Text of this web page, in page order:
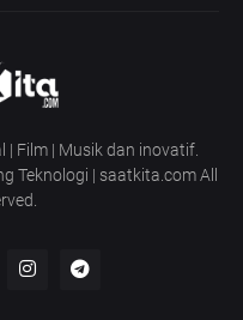
Film | Musik dan inovatif.
Teknologi | saatkita.com All